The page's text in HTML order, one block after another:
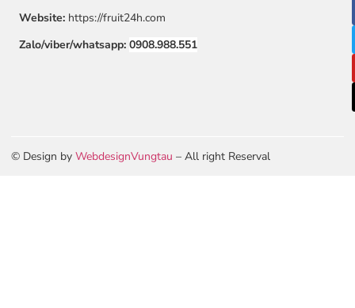
Website: https://fruit24h.com
Zalo/viber/whatsapp: 0908.988.551
© Design by WebdesignVungtau – All right Reserval